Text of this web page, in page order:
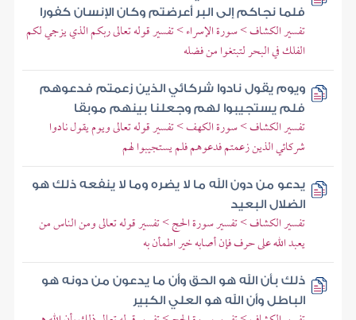
فلما نجاكم إلى البر أعرضتم وكان الإنسان كفورا
تفسير الكشاف > سورة الإسراء > تفسير قوله تعالى ربكم الذي يزجي لكم
الفلك في البحر لتبتغوا من فضله
ويوم يقول نادوا شركائي الذين زعمتم فدعوهم
فلم يستجيبوا لهم وجعلنا بينهم موبقا
تفسير الكشاف > سورة الكهف > تفسير قوله تعالى ويوم يقول نادوا
شركائي الذين زعمتم فدعوهم فلم يستجيبوا لهم
يدعو من دون الله ما لا يضره وما لا ينفعه ذلك هو
الضلال البعيد
تفسير الكشاف > تفسير سورة الحج > تفسير قوله تعالى ومن الناس من
يعبد الله على حرف فإن أصابه خير اطمأن به
ذلك بأن الله هو الحق وأن ما يدعون من دونه هو
الباطل وأن الله هو العلي الكبير